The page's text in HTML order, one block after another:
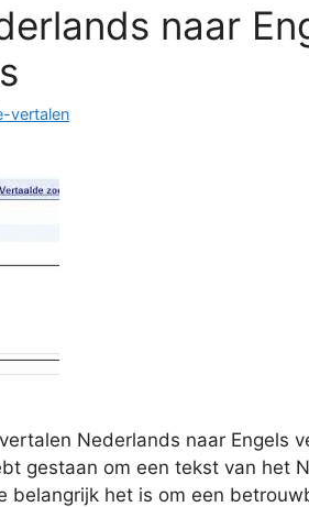
naar
vertalen
Nederlands naar Engels
gestaan om een tekst van het
belangrijk het is om een